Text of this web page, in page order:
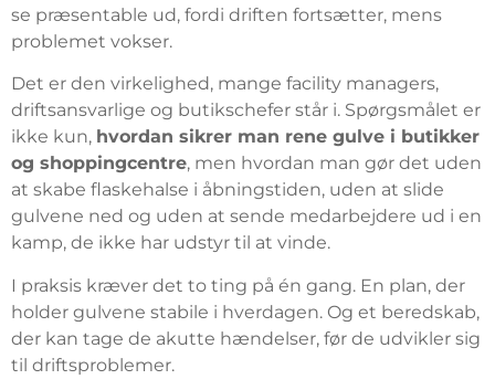
se præsentable ud, fordi driften fortsætter, mens
problemet vokser.
Det er den virkelighed, mange facility managers,
driftsansvarlige og butikschefer står i. Spørgsmålet er
ikke kun, hvordan sikrer man rene gulve i butikker
og shoppingcentre, men hvordan man gør det uden
at skabe flaskehalse i åbningstiden, uden at slide
gulvene ned og uden at sende medarbejdere ud i en
kamp, de ikke har udstyr til at vinde.
I praksis kræver det to ting på én gang. En plan, der
holder gulvene stabile i hverdagen. Og et beredskab,
der kan tage de akutte hændelser, før de udvikler sig
til driftsproblemer.